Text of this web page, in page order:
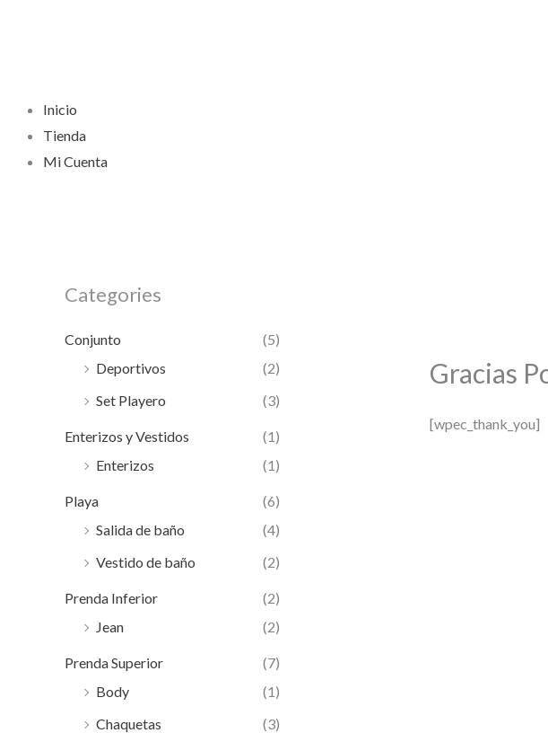
Inicio
Tienda
Mi Cuenta
Categories
Conjunto
(5)
Deportivos
(2)
Set Playero
(3)
Enterizos y Vestidos
(1)
Enterizos
(1)
Playa
(6)
Salida de baño
(4)
Vestido de baño
(2)
Prenda Inferior
(2)
Jean
(2)
Prenda Superior
(7)
Body
(1)
Chaquetas
(3)
Gracias
[wpec_thank_you]